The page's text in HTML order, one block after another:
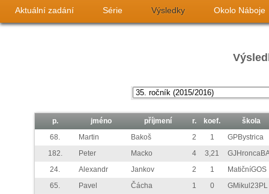
Aktuální zadání Série Výsledky Okolo Náboje
p. jméno příjmení r. koef.
škola
68.
Martin Bakoš 2 1
GPBystrica
182.
Peter Macko 4 3,21
24.
Alexandr Jankov 2 1
MatičníGOS
65.
Pavel Čácha 1 0
GMikul23PL